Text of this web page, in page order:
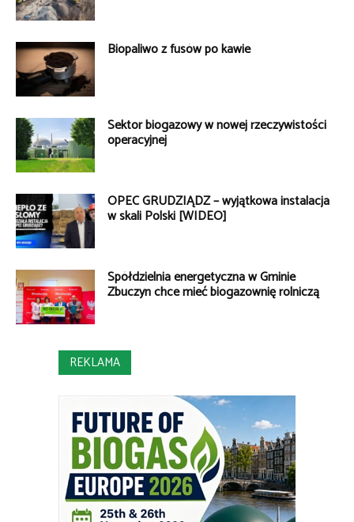
Biopaliwo z fusów po kawie
Sektor biogazowy w nowej rzeczywistości
operacyjnej
OPEC GRUDZIĄDZ – wyjątkowa instalacja
w skali Polski [WIDEO]
Spółdzielnia energetyczna w Gminie
Zbuczyn chce mieć biogazownię rolniczą
REKLAMA